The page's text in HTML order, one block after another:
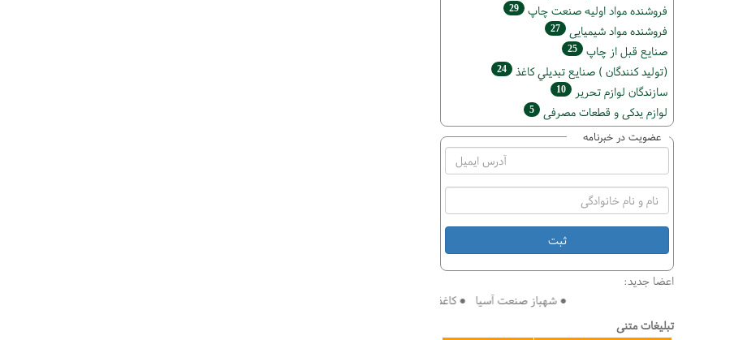
فروشنده مواد اوليه صنعت چاپ 29
فروشنده مواد شیمیایی 27
صنايع قبل از چاپ 25
(تولید كنندگان ) صنايع تبديلي كاغذ 24
سازندگان لوازم تحریر 10
لوازم یدکی و قطعات مصرفی 5
عضویت در خبرنامه
اعضا جدید:
● شهباز صنعت آسیا ● کاغذ سازی افق ● فنی مهندسی سپهر کویر فرداد ● کاغذ و مقوای فانتزی ترنج ● رسا
تبلیغات متنی